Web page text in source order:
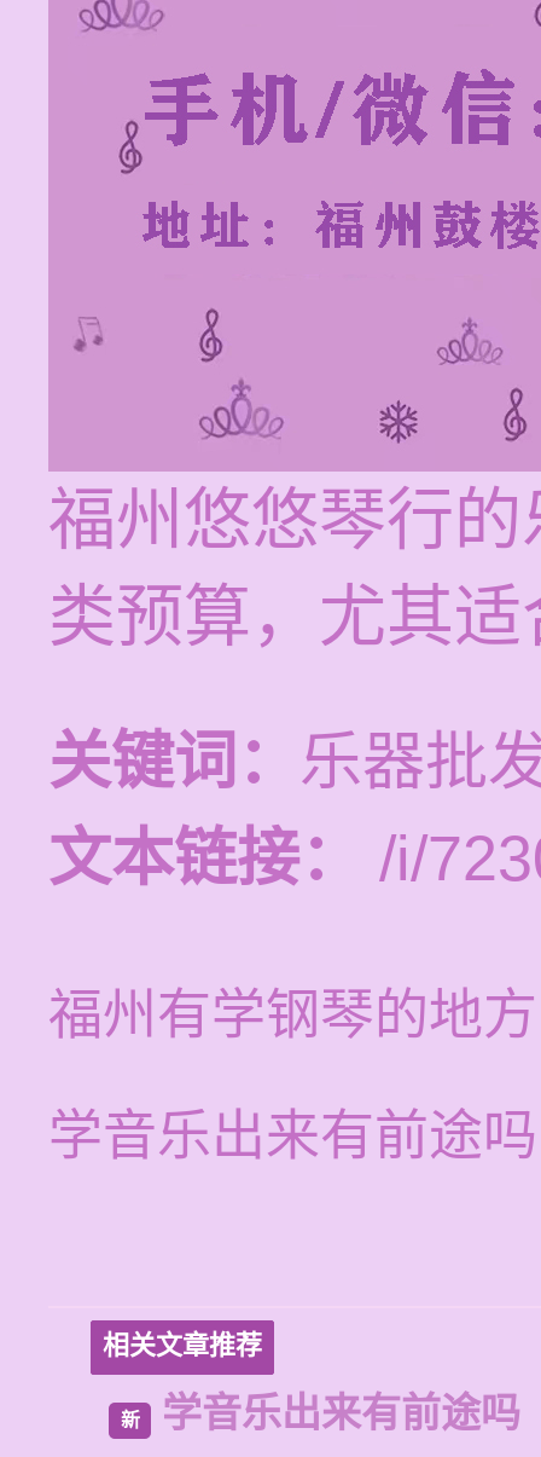
福州悠悠琴行
类预算，尤其
关键词： 乐器批
文本链接：
/i/
福州有学钢琴的地
学音乐出来有前途吗
相关文章推荐
新 学音乐出来有前途吗